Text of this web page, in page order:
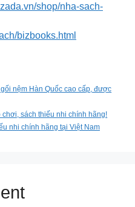
shop/nha-sach-
bizbooks.html
nệm Hàn Quốc cao cấp, được
chơi, sách thiếu nhi chính hãng!
nhi chính hãng tại Việt Nam